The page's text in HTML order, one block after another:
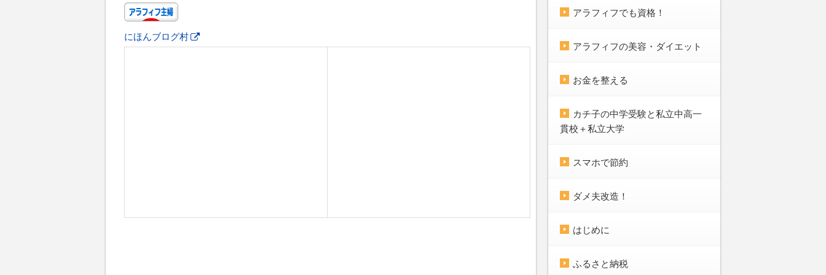
にほんブログ村
アラフィフでも資格！
アラフィフの美容・ダイエット
お金を整える
カチ子の中学受験と私立中高一
貫校＋私立大学
スマホで節約
ダメ夫改造！
はじめに
ふるさと納税